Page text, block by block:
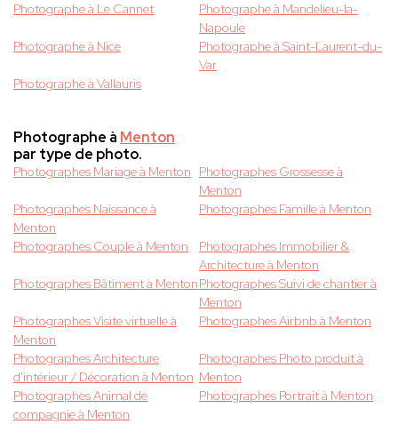
Photographe à Le Cannet
Photographe à Mandelieu-la-
Napoule
Photographe à Nice
Photographe à Saint-Laurent-du-
Var
Photographe à Vallauris
Photographe à Menton
par type de photo.
Photographes Mariage à Menton
Photographes Grossesse à
Menton
Photographes Naissance à
Menton
Photographes Famille à Menton
Photographes Couple à Menton
Photographes Immobilier &
Architecture à Menton
Photographes Bâtiment à MentonPhotographes Suivi de chantier à
Menton
Photographes Visite virtuelle à
Menton
Photographes Airbnb à Menton
Photographes Architecture
d'intérieur / Décoration à Menton
Photographes Photo produit à
Menton
Photographes Animal de
compagnie à Menton
Photographes Portrait à Menton